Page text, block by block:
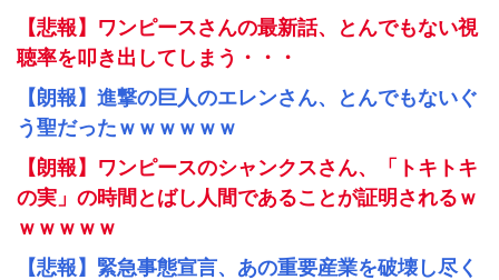
【悲報】ワンピースさんの最新話、とんでもない視
聴率を叩き出してしまう・・・
【朗報】進撃の巨人のエレンさん、とんでもないぐ
う聖だったｗｗｗｗｗｗ
【朗報】ワンピースのシャンクスさん、「トキトキ
の実」の時間とばし人間であることが証明されるｗ
ｗｗｗｗｗ
【悲報】緊急事態宣言、あの重要産業を破壊し尽く